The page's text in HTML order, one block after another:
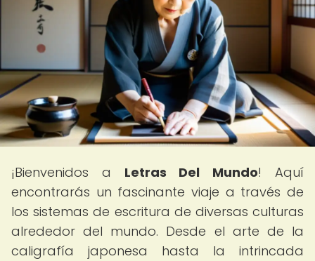
¡Bienvenidos a Letras Del Mundo! Aquí
encontrarás un fascinante viaje a través de
los sistemas de escritura de diversas culturas
alrededor del mundo. Desde el arte de la
caligrafía japonesa hasta la intrincada